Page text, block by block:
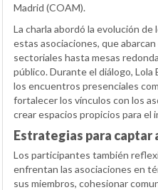
Madrid (COAM).
La charla abordó la evolución
estas asociaciones, que
sectoriales hasta mesas
público. Durante el diálogo, Lola
los encuentros presenciales
fortalecer los vínculos con los
crear espacios propicios para el
Estrategias para captar
Los participantes también
enfrentan las asociaciones en
sus miembros, cohesionar